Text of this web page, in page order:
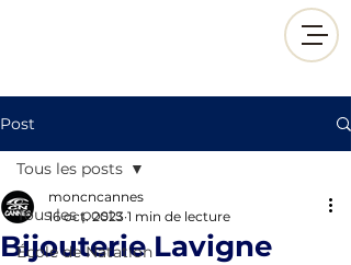
Post
Tous les posts
École de Natation
Tous les posts
Bijouterie Lavigne
moncncannes
16 oct. 2023 1 min de lecture